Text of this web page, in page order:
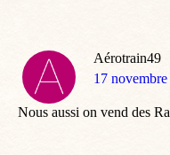
Aérotrain49
dit
17
Nous aussi on vend des